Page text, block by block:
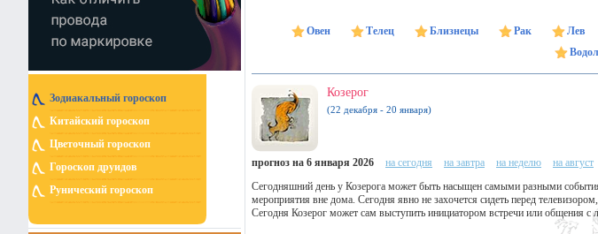
Зодиакальный гороскоп
Китайский гороскоп
Цветочный гороскоп
Гороскоп друидов
Рунический гороскоп
Овен Телец Близнецы Рак Лев
Козерог
(22 декабря - 20 января)
прогноз на 6 января 2026 на сегодня на завтра на неделю на август
Сегодняшний день у Козерога может быть насыщен самыми разными
мероприятия вне дома. Сегодня явно не захочется сидеть перед
Сегодня Козерог может сам выступить инициатором встречи или общения с